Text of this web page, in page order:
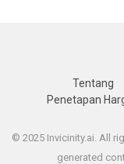
Tentang
Penetapan
© 2025 Invicinity.ai. All
generated